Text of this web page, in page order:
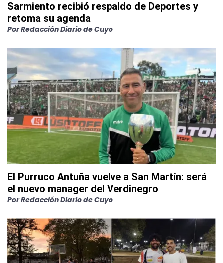
Sarmiento recibió respaldo de Deportes y
retoma su agenda
PorRedacción Diario de Cuyo
El Purruco Antuña vuelve a San Martín: será
el nuevo manager del Verdinegro
PorRedacción Diario de Cuyo